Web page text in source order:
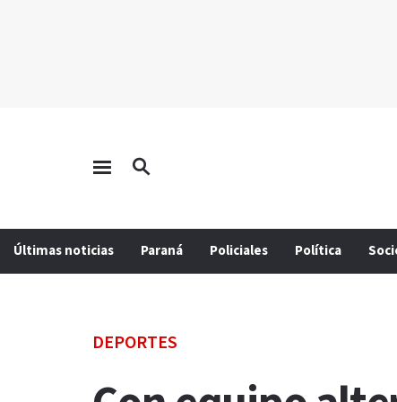
Últimas noticias Paraná Policiales Política
DEPORTES